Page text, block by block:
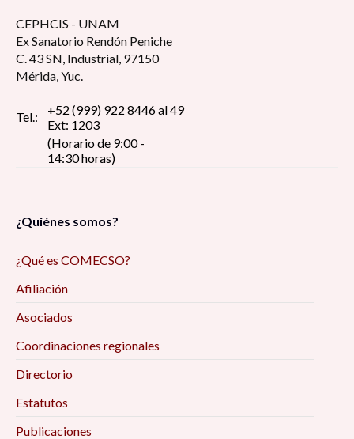
CEPHCIS - UNAM
Ex Sanatorio Rendón Peniche
C. 43 SN, Industrial, 97150
Mérida, Yuc.
Tel.:
+52 (999) 922 8446 al 49
Ext: 1203
(Horario de 9:00 -
14:30 horas)
¿Quiénes somos?
¿Qué es COMECSO?
Afiliación
Asociados
Coordinaciones regionales
Directorio
Estatutos
Publicaciones